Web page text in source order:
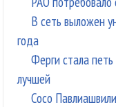
В сеть выложен
года
Ферги стала
лучшей
Сосо